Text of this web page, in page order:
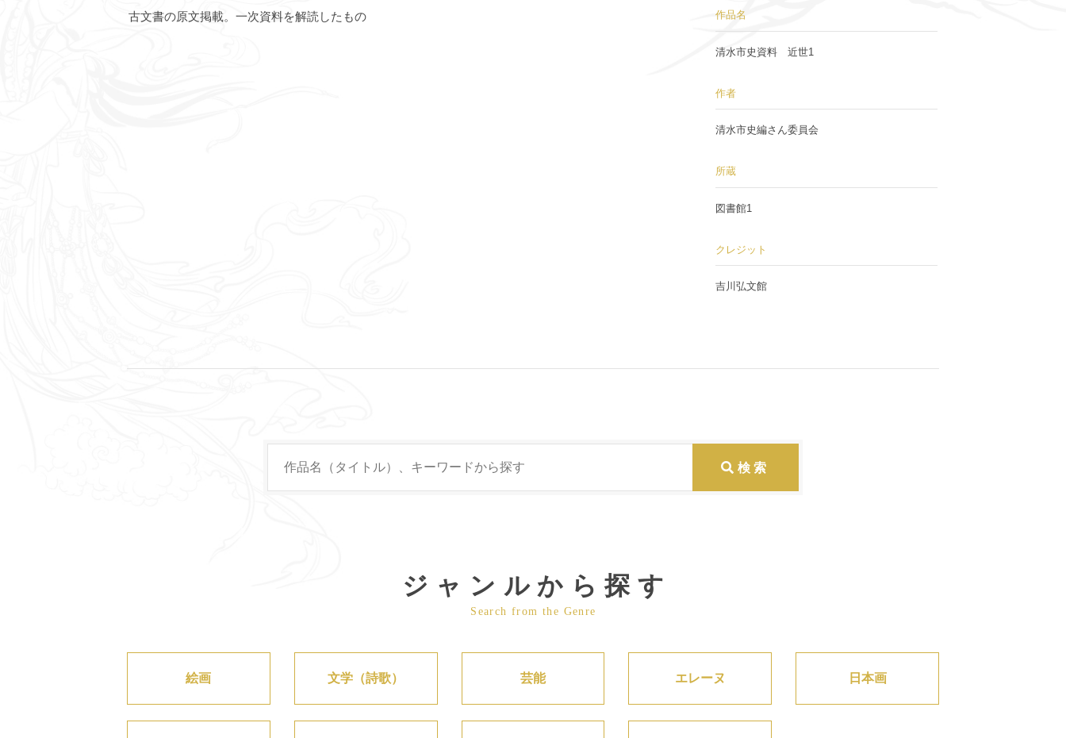
古文書の原文掲載。一次資料を解読したもの 作品名
清水市史資料 近世1
作者
清水市史編さん委員会
所蔵
図書館1
クレジット
吉川弘文館
ジャンルから探す
Search from the Genre
絵画 文学（詩歌） 芸能 エレーヌ 日本画